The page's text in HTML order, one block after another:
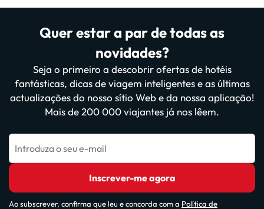
Quer estar a par de todas as
novidades?
Seja o primeiro a descobrir ofertas de hotéis
fantásticas, dicas de viagem inteligentes e as últimas
actualizações do nosso sítio Web e da nossa aplicação!
Mais de 200 000 viajantes já nos lêem.
Introduza o seu e-mail
Inscrever-me agora
Ao subscrever, confirma que leu e concorda com a Política de